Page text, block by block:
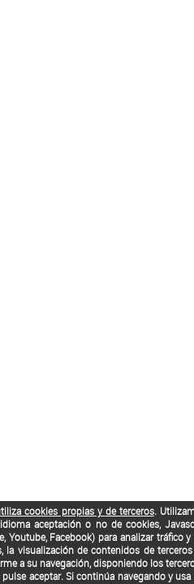
cookies propias y de terceros.
aceptación o no de cookies,
Youtube, Facebook) para analizar tráfico
la visualización de contenidos de
a su navegación, disponiendo los
aceptar. Si continúa navegando y